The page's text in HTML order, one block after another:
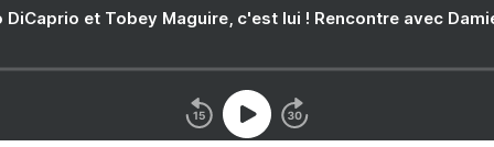
DiCaprio et Tobey Maguire, c'est lui ! Rencontre avec